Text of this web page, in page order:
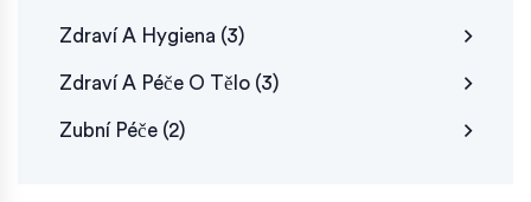
Zdraví A Hygiena (3)
Zdraví A Péče O Tělo (3)
Zubní Péče (2)